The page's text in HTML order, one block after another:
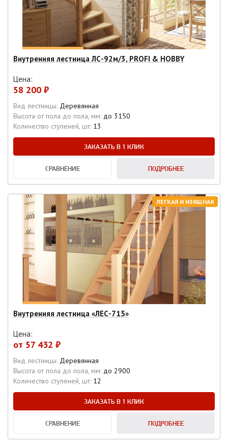
Внутренняя лестница ЛС-92м/3, PROFI & HOBBY
Цена:
58 200 ₽
Вид лестницы: Деревянная
Высота от пола до пола, мм: до 3150
Количество ступеней, шт: 13
ЗАКАЗАТЬ В 1 КЛИК
СРАВНЕНИЕ ПОДРОБНЕЕ
ЛЕГКАЯ И ИЗЯЩНАЯ
Внутренняя лестница «ЛEС-715»
Цена:
от 57 432 ₽
Вид лестницы: Деревянная
Высота от пола до пола, мм: до 2900
Количество ступеней, шт: 12
ЗАКАЗАТЬ В 1 КЛИК
СРАВНЕНИЕ ПОДРОБНЕЕ